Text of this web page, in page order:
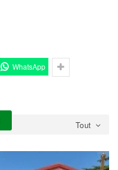
WhatsApp
Tout